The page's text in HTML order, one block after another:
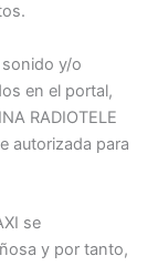
y/o
en el portal,
RADIOTELE
autorizada para
se
y por tanto,